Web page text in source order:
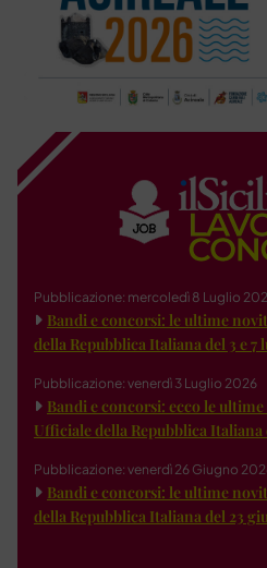
Pubblicazione: mercoledì 8 Luglio
Bandi e concorsi: le ultime
della Repubblica Italiana del 3 e 7
Pubblicazione: venerdì 3 Luglio 2026
Bandi e concorsi: ecco le
Ufficiale della Repubblica Italiana
Pubblicazione: venerdì 26 Giugno
Bandi e concorsi: le ultime
della Repubblica Italiana del 23